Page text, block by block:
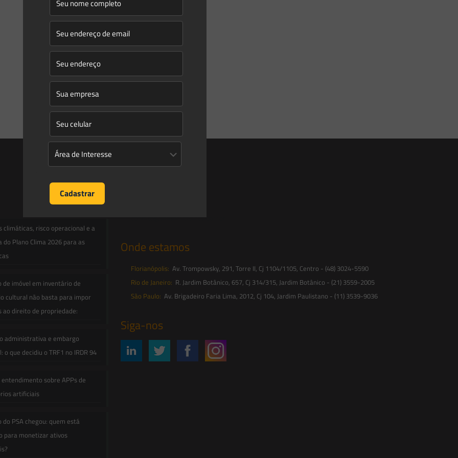
interromper a obra?
gestão do sistema de proteção do meio ambiente
brasileiro. A atuação administrativa fundamenta-se
principalmente na noção de que a
climáticas, risco operacional e a
do Plano Clima 2026 para as
de imóvel em inventário de
cultural não basta para impor
ao direito de propriedade:
administrativa e embargo
o que decidiu o TRF1 no IRDR 94
entendimento sobre APPs de
artificiais
do PSA chegou: quem está
para monetizar ativos
Onde estamos
Florianópolis: Av. Trompowsky, 291, Torre II, Cj 1104/1105, Centro - (48) 3024-5590
Rio de Janeiro: R. Jardim Botânico, 657, Cj 314/315, Jardim Botânico - (21) 3559-2005
São Paulo: Av. Brigadeiro Faria Lima, 2012, Cj 104, Jardim Paulistano - (11) 3539-9036
Siga-nos